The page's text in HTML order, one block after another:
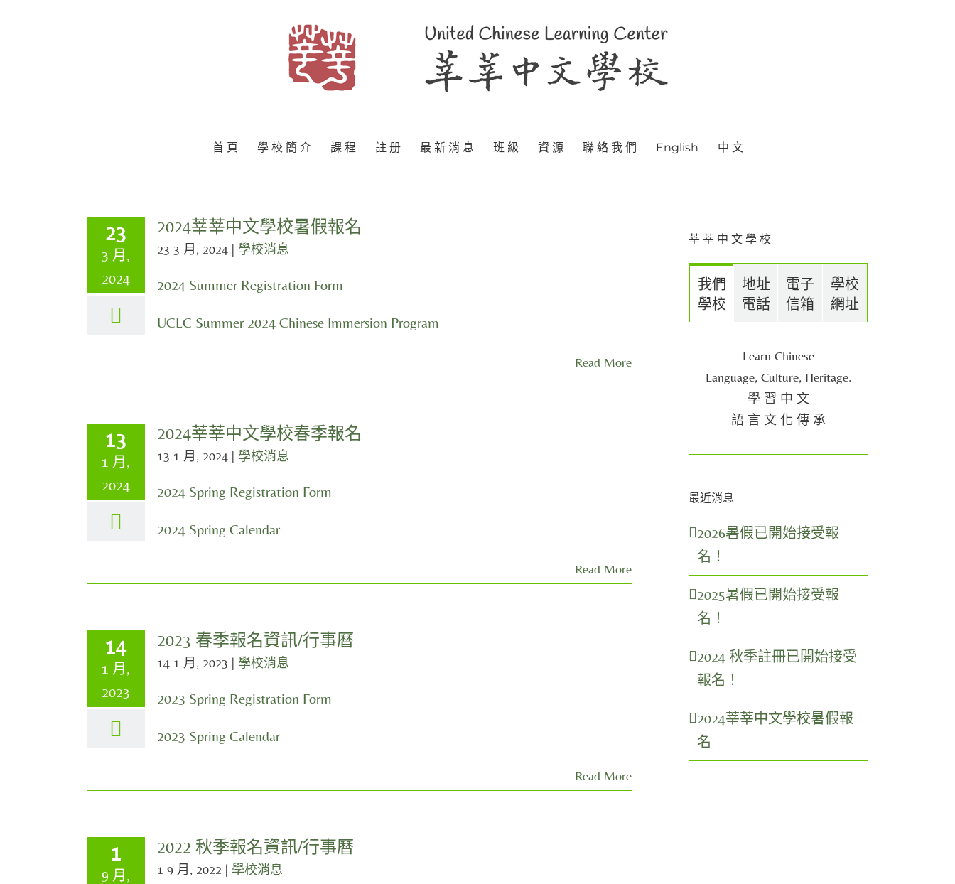
首 頁 學 校 簡 介 課 程 註 册 最 新 消 息 班 級 資 源 聯 絡 我 們 English 中 文
23
3 月,
2024
2024莘莘中文學校暑假報名
23 3 月, 2024 | 學校消息
2024 Summer Registration Form
UCLC Summer 2024 Chinese Immersion Program
Read More
13
1 月,
2024
2024莘莘中文學校春季報名
13 1 月, 2024 | 學校消息
2024 Spring Registration Form
2024 Spring Calendar
Read More
14
1 月,
2023
2023 春季報名資訊/行事曆
14 1 月, 2023 | 學校消息
2023 Spring Registration Form
2023 Spring Calendar
Read More
1
9 月,
2022 秋季報名資訊/行事曆
1 9 月, 2022 | 學校消息
莘 莘 中 文 學 校
我們
學校
地址
電話
電子
信箱
學校
網址
Learn Chinese
Language, Culture, Heritage.
學 習 中 文
語 言 文 化 傳 承
最近消息
2026暑假已開始接受報
名！
2025暑假已開始接受報
名！
2024 秋季註冊已開始接受
報名！
2024莘莘中文學校暑假報
名